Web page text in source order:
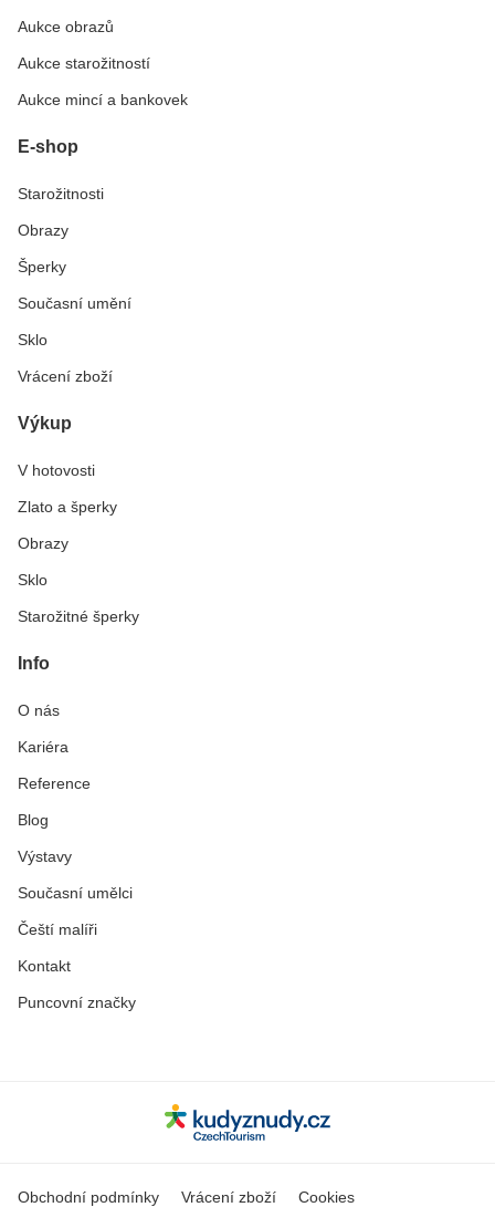
Aukce obrazů
Aukce starožitností
Aukce mincí a bankovek
E-shop
Starožitnosti
Obrazy
Šperky
Současní umění
Sklo
Vrácení zboží
Výkup
V hotovosti
Zlato a šperky
Obrazy
Sklo
Starožitné šperky
Info
O nás
Kariéra
Reference
Blog
Výstavy
Současní umělci
Čeští malíři
Kontakt
Puncovní značky
Obchodní podmínky Vrácení zboží Cookies